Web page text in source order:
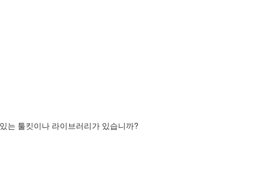
는 툴킷이나 라이브러리가 있습니까?